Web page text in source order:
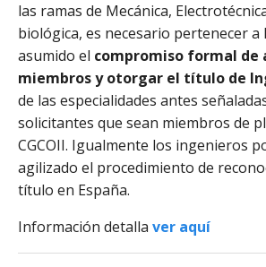
las ramas de Mecánica,
biológica, es necesario pertenecer a
asumido el compromiso formal de
miembros y otorgar el título de
de las especialidades antes
solicitantes que sean miembros de
CGCOII. Igualmente los ingenieros
agilizado el procedimiento de
título en España.
Información detalla ver aquí